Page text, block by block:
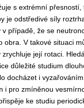
s extrémní
je odstředivé síly
v případě, že se
obra. V takové situaci
zrychluje její rotaci.
důležité studium
docházet i
i pro zmíněnou
ke studiu